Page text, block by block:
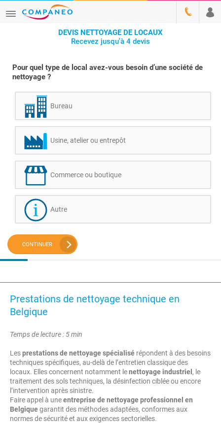
DEVIS NETTOYAGE DE LOCAUX
Recevez jusqu'à 4 devis
Pour quel type de local avez-vous besoin d’une société de
nettoyage ?
Bureau
Usine, atelier ou entrepôt
Commerce ou boutique
Autre
CONTINUER
Prestations de nettoyage technique en
Belgique
Temps de lecture : 5 min
Lesprestations de nettoyage spécialisé répondent à des besoins
techniques spécifiques, au-delà de l’entretien classique des
locaux. Elles concernent notamment lenettoyage industriel , le
traitement des sols techniques, la désinfection ciblée ou encore
l’intervention après sinistre.
Faire appel à uneentreprise de nettoyage professionnel en
Belgiquegarantit des méthodes adaptées, conformes aux
normes de sécurité et aux exigences sectorielles.